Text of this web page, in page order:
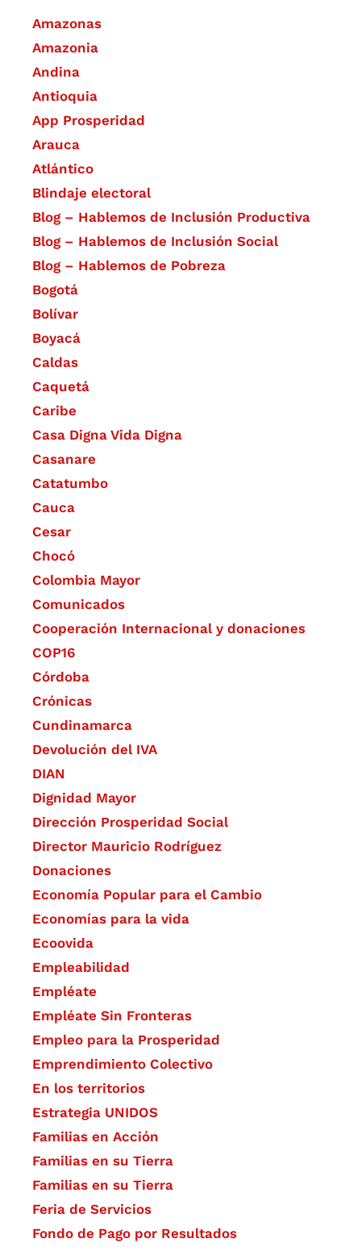
Amazonas
Amazonia
Andina
Antioquia
App Prosperidad
Arauca
Atlántico
Blindaje electoral
Blog – Hablemos de Inclusión Productiva
Blog – Hablemos de Inclusión Social
Blog – Hablemos de Pobreza
Bogotá
Bolívar
Boyacá
Caldas
Caquetá
Caribe
Casa Digna Vida Digna
Casanare
Catatumbo
Cauca
Cesar
Chocó
Colombia Mayor
Comunicados
Cooperación Internacional y donaciones
COP16
Córdoba
Crónicas
Cundinamarca
Devolución del IVA
DIAN
Dignidad Mayor
Dirección Prosperidad Social
Director Mauricio Rodríguez
Donaciones
Economía Popular para el Cambio
Economías para la vida
Ecoovida
Empleabilidad
Empléate
Empléate Sin Fronteras
Empleo para la Prosperidad
Emprendimiento Colectivo
En los territorios
Estrategia UNIDOS
Familias en Acción
Familias en su Tierra
Familias en su Tierra
Feria de Servicios
Fondo de Pago por Resultados